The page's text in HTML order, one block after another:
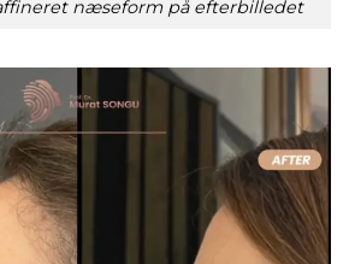
næseform på efterbilledet